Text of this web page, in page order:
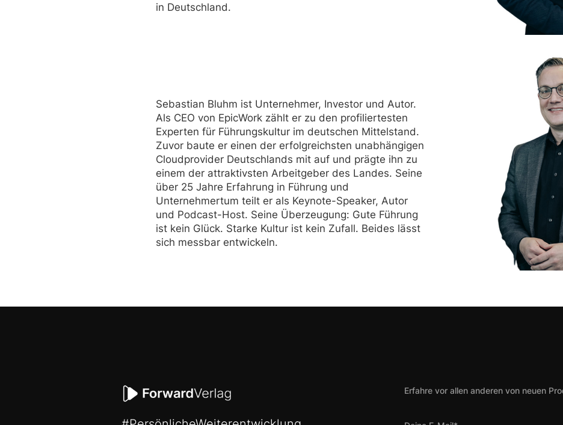
in Deutschland.
Sebastian Bluhm ist Unternehmer, Investor und Autor.
Als CEO von EpicWork zählt er zu den profiliertesten
Experten für Führungskultur im deutschen Mittelstand.
Zuvor baute er einen der erfolgreichsten unabhängigen
Cloudprovider Deutschlands mit auf und prägte ihn zu
einem der attraktivsten Arbeitgeber des Landes. Seine
über 25 Jahre Erfahrung in Führung und
Unternehmertum teilt er als Keynote-Speaker, Autor
und Podcast-Host. Seine Überzeugung: Gute Führung
ist kein Glück. Starke Kultur ist kein Zufall. Beides lässt
sich messbar entwickeln.
Erfahre vor allen anderen von neuen